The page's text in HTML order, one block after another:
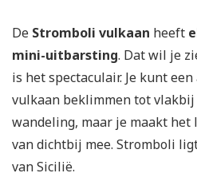
De Stromboli vulkaan heeft
mini-uitbarsting. Dat wil je
is het spectaculair. Je kunt
vulkaan beklimmen tot vlakbij
wandeling, maar je maakt het
van dichtbij mee. Stromboli
van Sicilië.